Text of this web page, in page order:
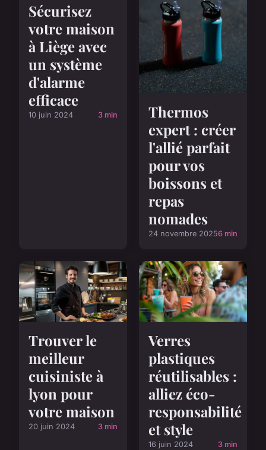
Sécurisez
votre maison
à Liège avec
un système
d'alarme
efficace
10 juin 2024 3 min
Thermos
expert : créer
l'allié parfait
pour vos
boissons et
repas
nomades
24 novembre 20256 min
Trouver le
meilleur
cuisiniste à
lyon pour
votre maison
20 juin 2024 3 min
Verres
plastiques
réutilisables :
alliez éco-
responsabilité
et style
16 juin 2024 3 min